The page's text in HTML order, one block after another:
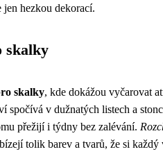
jen hezkou dekorací.
skalky
skalky, kde dokážou vyčarovat
spočívá v dužnatých listech a
přežijí i týdny bez zalévání.
tolik barev a tvarů, že si